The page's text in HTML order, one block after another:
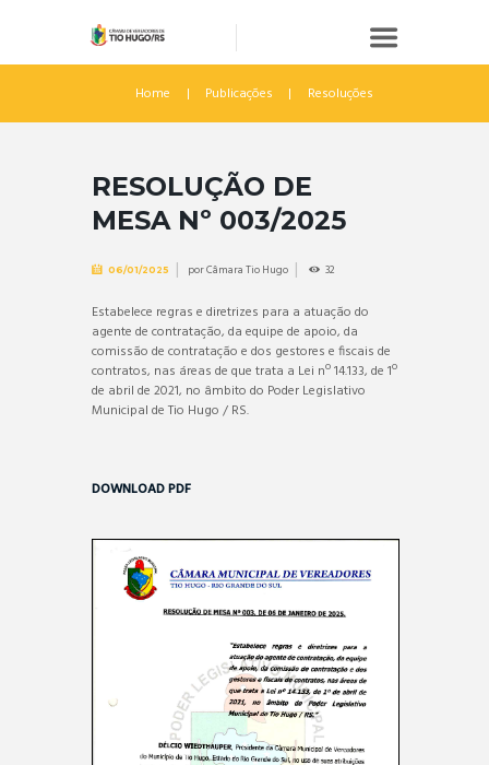
Home Publicações Resoluções
RESOLUÇÃO DE
MESA Nº 003/2025
06/01/2025 porCâmara Tio Hugo 32
Estabelece regras e diretrizes para a atuação do
agente de contratação, da equipe de apoio, da
comissão de contratação e dos gestores e fiscais de
contratos, nas áreas de que trata a Lei nº 14.133, de 1º
de abril de 2021, no âmbito do Poder Legislativo
Municipal de Tio Hugo / RS.
DOWNLOAD PDF